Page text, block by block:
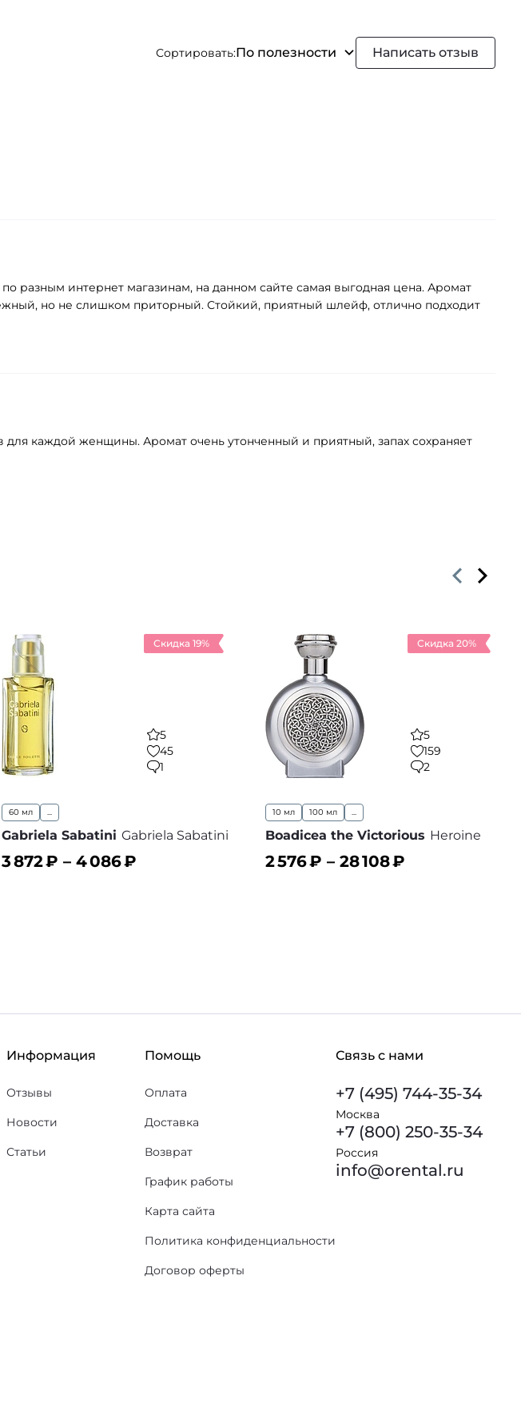
Сортировать:По полезности Написать отзыв
разным интернет магазинам, на данном сайте самая выгодная цена. Аромат
но не слишком приторный. Стойкий, приятный шлейф, отлично подходит
каждой женщины. Аромат очень утонченный и приятный, запах сохраняет
Скидка 19%
5
45
1
60 мл ...
Gabriela Sabatini Gabriela Sabatini
3 872₽ – 4 086₽
Скидка 20%
5
159
2
10 мл 100 мл ...
Boadicea the Victorious Heroine
2 576₽ – 28 108₽
Информация
Отзывы
Новости
Статьи
Помощь
Оплата
Доставка
Возврат
График работы
Карта сайта
Политика конфиденциальности
Договор оферты
Связь с нами
+7 (495) 744-35-34
Москва
+7 (800) 250-35-34
Россия
info@orental.ru